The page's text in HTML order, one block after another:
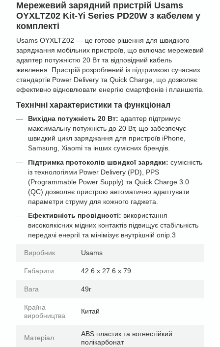
Мережевий зарядний пристрій Usams
OYXLTZ02 Kit-Yi Series PD20W з кабелем у
комплекті
Usams OYXLTZ02 — це готове рішення для швидкого
заряджання мобільних пристроїв, що включає мережевий
адаптер потужністю 20 Вт та відповідний кабель
живлення. Пристрій розроблений із підтримкою сучасних
стандартів Power Delivery та Quick Charge, що дозволяє
ефективно відновлювати енергію смартфонів і планшетів.
Технічні характеристики та функціонал
Вихідна потужність 20 Вт: адаптер підтримує
максимальну потужність до 20 Вт, що забезпечує
швидкий цикл заряджання для пристроїв iPhone,
Samsung, Xiaomi та інших сумісних брендів.
Підтримка протоколів швидкої зарядки: сумісність
із технологіями Power Delivery (PD), PPS
(Programmable Power Supply) та Quick Charge 3.0
(QC) дозволяє пристрою автоматично адаптувати
параметри струму для кожного гаджета.
Ефективність провідності: використання
високоякісних мідних контактів підвищує стабільність
передачі енергії та мінімізує внутрішній опір.3
Виробник Usams
Габарити 42.6 x 27.6 x 79
Вага 49г
Країна
виробництва
Китай
Матеріал
ABS пластик та вогнестійкий
полікарбонат